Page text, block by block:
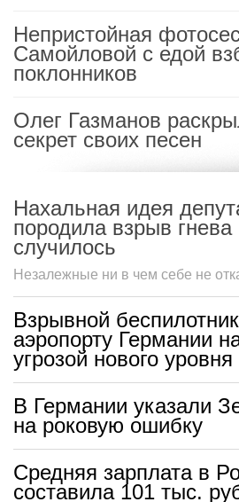
Непристойная
Самойловой с едой
поклонников
Олег Газманов
секрет своих песен
Нахальная идея
породила взрыв
случилось
Незалежные ни в чем себе не
Взрывной
аэропорту Германии
угрозой нового уровня
В Германии указали
на роковую ошибку
Средняя зарплата в
составила 101 тыс.